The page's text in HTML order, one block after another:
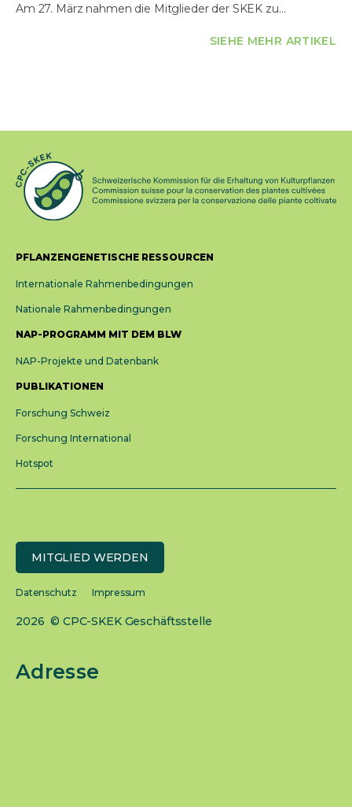
Am 27. März nahmen die Mitglieder der SKEK zu…
SIEHE MEHR ARTIKEL
PFLANZENGENETISCHE RESSOURCEN
Internationale Rahmenbedingungen
Nationale Rahmenbedingungen
NAP-PROGRAMM MIT DEM BLW
NAP-Projekte und Datenbank
PUBLIKATIONEN
Forschung Schweiz
Forschung International
Hotspot
MITGLIED WERDEN
Datenschutz Impressum
2026 © CPC-SKEK Geschäftsstelle
Adresse